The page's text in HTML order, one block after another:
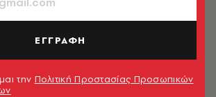
ΕΓΓΡΑΦΗ
την Πολιτική Προστασίας Προσωπικών